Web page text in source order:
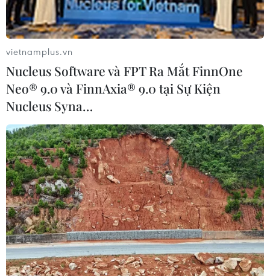
vietnamplus.vn
Nucleus Software và FPT Ra Mắt FinnOne
Neo® 9.0 và FinnAxia® 9.0 tại Sự Kiện
Nucleus Syna…